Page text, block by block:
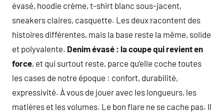
évasé, hoodie crème, t-shirt blanc sous-jacent,
sneakers claires, casquette. Les deux racontent des
histoires différentes, mais la base reste la même, solide
et polyvalente. Denim évasé : la coupe qui revient en
force, et qui surtout reste, parce qu’elle coche toutes
les cases de notre époque : confort, durabilité,
expressivité. À vous de jouer avec les longueurs, les
matières et les volumes. Le bon flare ne se cache pas. Il